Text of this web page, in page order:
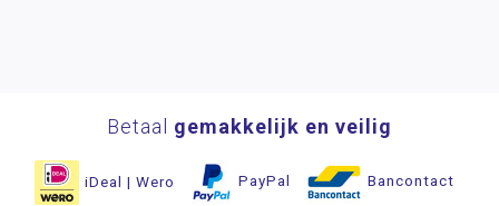
Betaal gemakkelijk en veilig
iDeal | Wero PayPal Bancontact